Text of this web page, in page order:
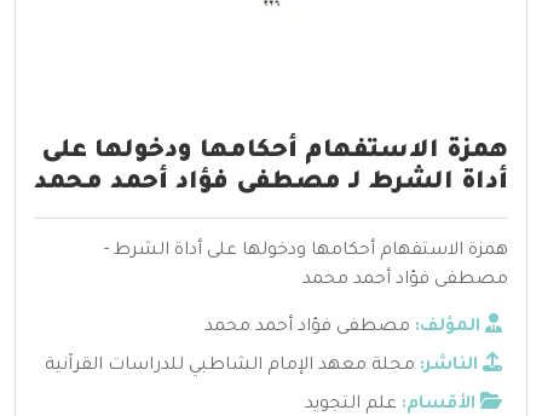
همزة الاستفهام أحكامها ودخولها على
أداة الشرط لـ مصطفى فؤاد أحمد محمد
همزة الاستفهام أحكامها ودخولها على أداة الشرط -
مصطفى فؤاد أحمد محمد
المؤلف: مصطفى فؤاد أحمد محمد
الناشر: مجلة معهد الإمام الشاطبي للدراسات القرآنية
الأقسام: علم التجويد